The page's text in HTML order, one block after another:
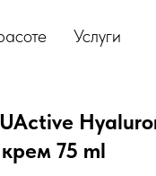
Услуги
75 ml